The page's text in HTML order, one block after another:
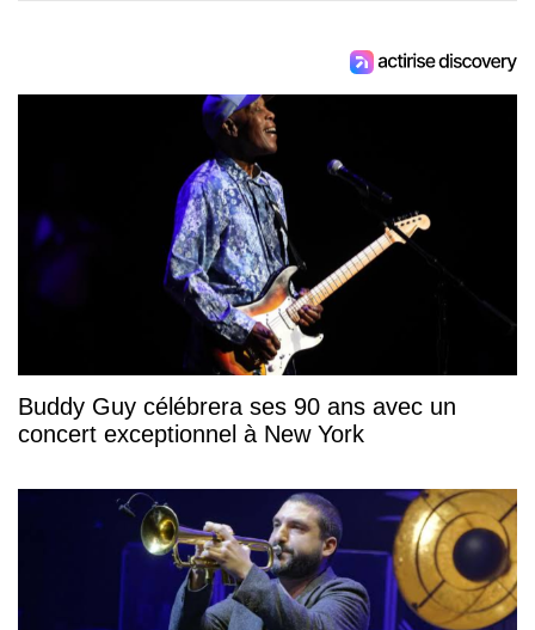
Buddy Guy célébrera ses 90 ans avec un
concert exceptionnel à New York